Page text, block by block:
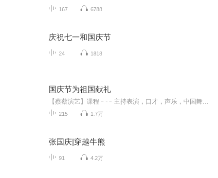
167 6788
庆祝七一和国庆节
24 1818
国庆节为祖国献礼
215 1.7万
张国庆|穿越牛熊
91 4.2万